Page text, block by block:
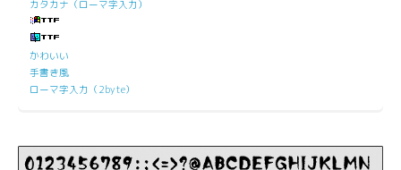
カタカナ（ローマ字入力）
かわいい
手書き風
ローマ字入力（2byte）